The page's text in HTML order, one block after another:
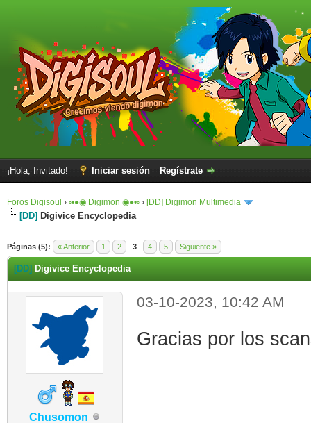
¡Hola, Invitado! Iniciar sesión Regístrate
Foros Digisoul › ◦•●◉ Digimon ◉●•◦ › [DD] Digimon Multimedia
[DD] Digivice Encyclopedia
Páginas (5): « Anterior 1 2 3 4 5 Siguiente »
[DD] Digivice Encyclopedia
Chusomon
03-10-2023, 10:42 AM
Gracias por los